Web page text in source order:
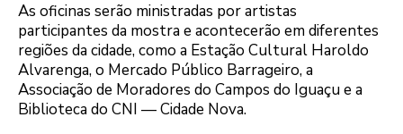
As oficinas serão ministradas por artistas
participantes da mostra e acontecerão em diferentes
regiões da cidade, como a Estação Cultural Haroldo
Alvarenga, o Mercado Público Barrageiro, a
Associação de Moradores do Campos do Iguaçu e a
Biblioteca do CNI — Cidade Nova.